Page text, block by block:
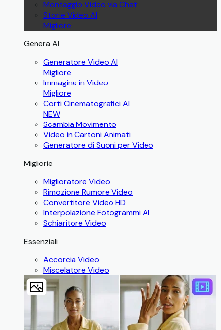
Montaggio Video via Chat
Storie Video AI
Migliore
Genera AI
Generatore Video AI
Migliore
Immagine in Video
Migliore
Corti Cinematografici AI
NEW
Scambia Movimento
Video in Cartoni Animati
Generatore di Suoni per Video
Migliorie
Miglioratore Video
Rimozione Rumore Video
Convertitore Video HD
Interpolazione Fotogrammi AI
Schiaritore Video
Essenziali
Accorcia Video
Miscelatore Video